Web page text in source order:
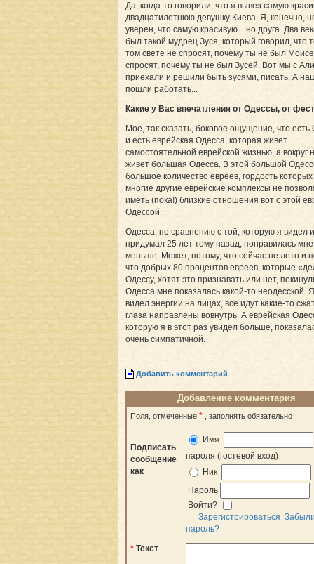
Да, когда-то говорили, что я вывез самую
двадцатилетнюю девушку Киева. Я, конечно,
уверен, что самую красивую... но друга. Два
был такой мудрец Зуся, который говорил, что
том свете не спросят, почему ты не был
спросят, почему ты не был Зусей. Вот мы с
приехали и решили быть зусями, писать. А
пошли работать...
Какие у Вас впечатления от Одессы, от
Мое, так сказать, боковое ощущение, что есть
и есть еврейская Одесса, которая живет
самостоятельной еврейской жизнью, а вокруг
живет большая Одесса. В этой большой
большое количество евреев, гордость
многие другие еврейские комплексы не
иметь (пока!) близкие отношения вот с этой
Одессой.
Одесса, по сравнению с той, которую я видел
придумал 25 лет тому назад, понравилась мне
меньше. Может, потому, что сейчас не лето и
что добрых 80 процентов евреев, которые
Одессу, хотят это признавать или нет,
Одесса мне показалась какой-то неодесской.
видел энергии на лицах, все идут какие-то
глаза направлены вовнутрь. А еврейская
которую я в этот раз увидел больше,
очень симпатичной.
Добавить комментарий
Добавление комментария
Поля, отмеченные * , заполнять обязательно
Подписать
сообщение
как
Имя
пароля (гостевой вход)
Ник
Пароль
Войти?
Зарегистрироваться
пароль?
* Текст